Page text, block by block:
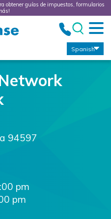
obtener guías de impuestos, formularios
Spanish
94597
pm
pm